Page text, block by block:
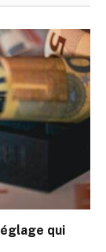
qui